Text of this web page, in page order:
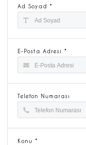
Ad Soyad *
E-Posta Adresi *
Telefon Numarası
Konu *